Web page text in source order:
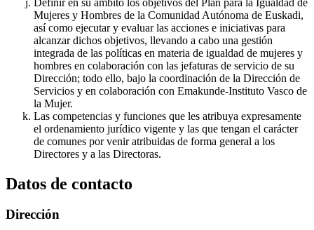
Mujeres y Hombres de la Comunidad Autónoma de Euskadi,
así como ejecutar y evaluar las acciones e iniciativas para
alcanzar dichos objetivos, llevando a cabo una gestión
integrada de las políticas en materia de igualdad de mujeres y
hombres en colaboración con las jefaturas de servicio de su
Dirección; todo ello, bajo la coordinación de la Dirección de
Servicios y en colaboración con Emakunde-Instituto Vasco de
la Mujer.
Las competencias y funciones que les atribuya expresamente
el ordenamiento jurídico vigente y las que tengan el carácter
de comunes por venir atribuidas de forma general a los
Directores y a las Directoras.
Datos de contacto
Dirección